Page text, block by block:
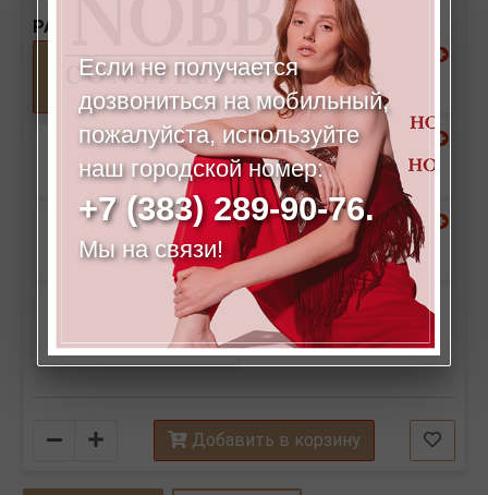
РАЗМЕРЫ:
42 44
46 48
50 52
Количество Добавить в корзину
Если не получается
дозвониться на мобильный,
пожалуйста, используйте
наш городской номер:
+7 (383) 289-90-76.
Мы на связи!